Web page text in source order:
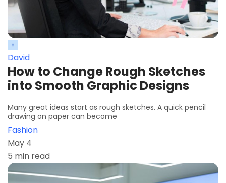
David
How to Change Rough Sketches
into Smooth Graphic Designs
Many great ideas start as rough sketches. A quick pencil
drawing on paper can become
Fashion
May 4
5 min read